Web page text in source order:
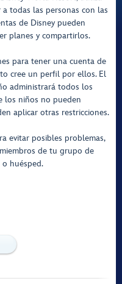
todas las personas con las
de Disney pueden
planes y compartirlos.
para tener una cuenta de
cree un perfil por ellos. El
administrará todos los
los niños no pueden
aplicar otras restricciones.
evitar posibles problemas,
de tu grupo de
huésped.